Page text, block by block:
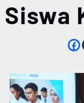
Siswa